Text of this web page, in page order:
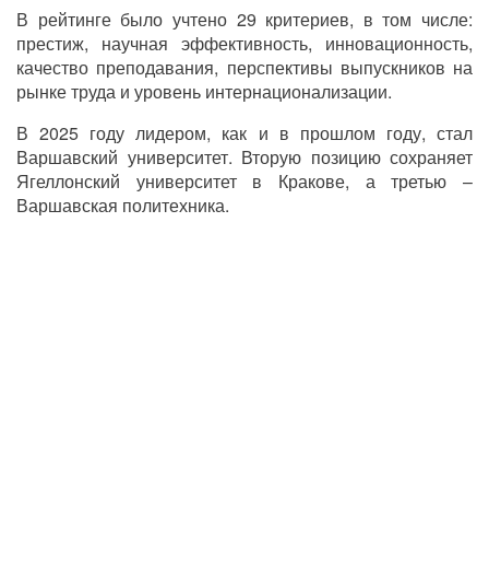
В рейтинге было учтено 29 критериев, в том числе:
престиж, научная эффективность, инновационность,
качество преподавания, перспективы выпускников на
рынке труда и уровень интернационализации.
В 2025 году лидером, как и в прошлом году, стал
Варшавский университет. Вторую позицию сохраняет
Ягеллонский университет в Кракове, а третью –
Варшавская политехника.